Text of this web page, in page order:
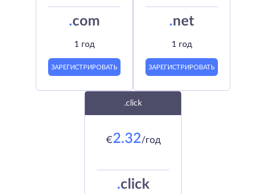
.com
1 год
ЗАРЕГИСТРИРОВАТЬ
.net
1 год
ЗАРЕГИСТРИРОВАТЬ
.click
€2.32/год
.click